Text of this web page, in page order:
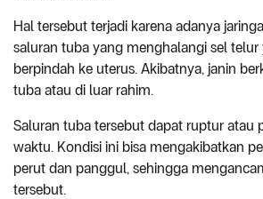
Hal tersebut terjadi karena adanya
saluran tuba yang menghalangi sel telur
berpindah ke uterus. Akibatnya, janin
tuba atau di luar rahim.
Saluran tuba tersebut dapat ruptur atau
waktu. Kondisi ini bisa mengakibatkan
perut dan panggul, sehingga
tersebut.